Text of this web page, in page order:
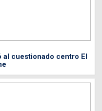
al cuestionado centro El